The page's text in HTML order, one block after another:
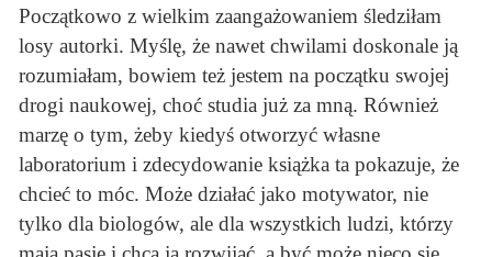
Początkowo z wielkim zaangażowaniem śledziłam
losy autorki. Myślę, że nawet chwilami doskonale ją
rozumiałam, bowiem też jestem na początku swojej
drogi naukowej, choć studia już za mną. Również
marzę o tym, żeby kiedyś otworzyć własne
laboratorium i zdecydowanie książka ta pokazuje, że
chcieć to móc. Może działać jako motywator, nie
tylko dla biologów, ale dla wszystkich ludzi, którzy